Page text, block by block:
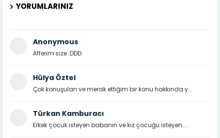
YORUMLARINIZ
Anonymous
Afferim size :DDD
Hülya Öztel
Çok konuşulan ve merak ettiğim bir konu hakkında y...
Türkan Kamburacı
Erkek çocuk isteyen babanın ve kız çocuğu isteyen ...